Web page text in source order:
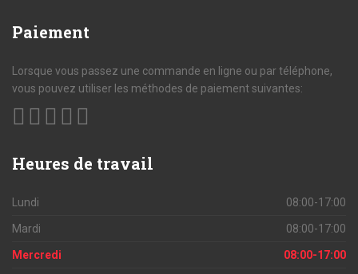
Paiement
Lorsque vous passez une commande en ligne ou par téléphone,
vous pouvez utiliser les méthodes de paiement suivantes:
Heures de travail
Lundi 08:00-17:00
Mardi 08:00-17:00
Mercredi 08:00-17:00